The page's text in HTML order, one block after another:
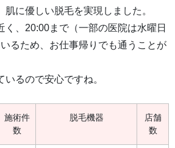
に優しい脱毛を実現しました。
く、20:00まで（一部の医院は水曜日
るため、お仕事帰りでも通うことが
るので安心ですね。
施術件
数
脱毛機器
店舗
数